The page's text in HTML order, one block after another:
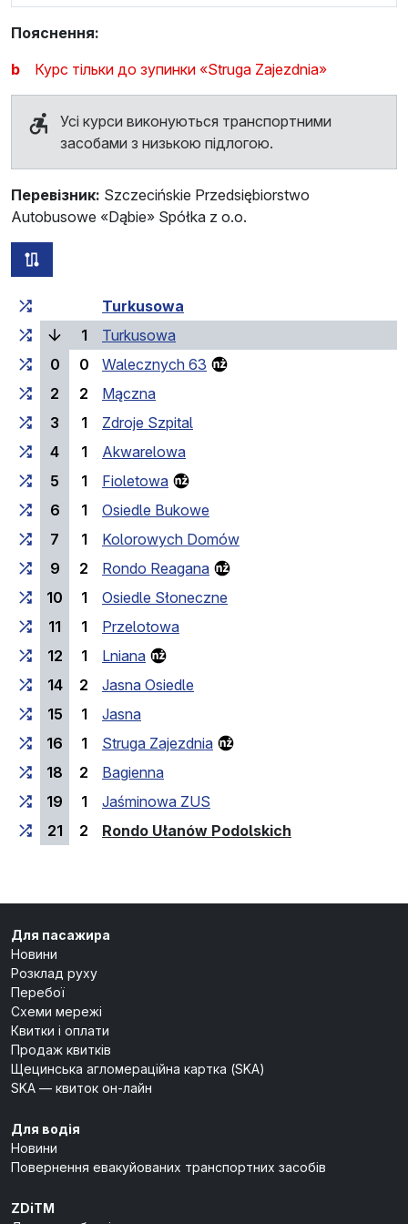
Пояснення:
b
Курс тільки до зупинки «Struga Zajezdnia»
Усі курси виконуються транспортними
засобами з низькою підлогою.
Перевізник: Szczecińskie Przedsiębiorstwo
Autobusowe «Dąbie» Spółka z o.o.
Загальний час у дорозі
Turkusowa
1
Turkusowa
0
0
Walecznych 63
2
2
Mączna
3
1
Zdroje Szpital
4
1
Akwarelowa
5
1
Fioletowa
6
1
Osiedle Bukowe
7
1
Kolorowych Domów
9
2
Rondo Reagana
10
1
Osiedle Słoneczne
11
1
Przelotowa
12
1
Lniana
14
2
Jasna Osiedle
15
1
Jasna
16
1
Struga Zajezdnia
18
2
Bagienna
19
1
Jaśminowa ZUS
21
2 Rondo Ułanów Podolskich
Для пасажира
Новини
Розклад руху
Перебої
Схеми мережі
Квитки і оплати
Продаж квитків
Щецинська агломераційна картка (SKA)
SKA — квиток он-лайн
Для водія
Новини
Повернення евакуйованих транспортних засобів
ZDiTM